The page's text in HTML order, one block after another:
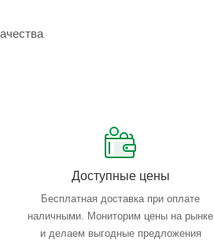
Доступные цены
Бесплатная доставка при оплате
наличными. Мониторим цены на рынке
и делаем выгодные предложения